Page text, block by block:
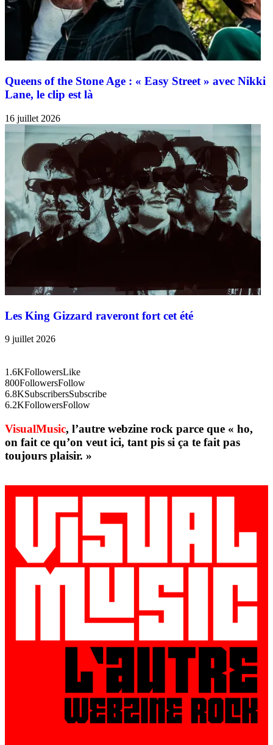
Queens of the Stone Age : « Easy Street » avec Nikki
Lane, le clip est là
16 juillet 2026
Les King Gizzard raveront fort cet été
9 juillet 2026
1.6KFollowersLike
800FollowersFollow
6.8KSubscribersSubscribe
6.2KFollowersFollow
VisualMusic, l’autre webzine rock parce que « ho,
on fait ce qu’on veut ici, tant pis si ça te fait pas
toujours plaisir. »